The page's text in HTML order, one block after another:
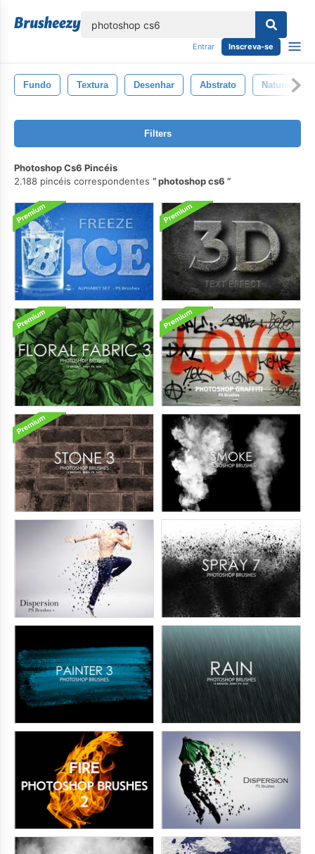
Entrar Inscreva-se
Fundo Textura Desenhar Abstrato Natureza
Filters
Photoshop Cs6 Pincéis
2.188 pincéis correspondentes
photoshop cs6